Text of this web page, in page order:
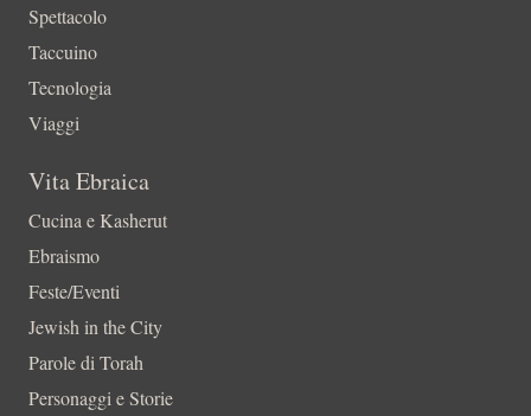
Spettacolo
Taccuino
Tecnologia
Viaggi
Vita Ebraica
Cucina e Kasherut
Ebraismo
Feste/Eventi
Jewish in the City
Parole di Torah
Personaggi e Storie